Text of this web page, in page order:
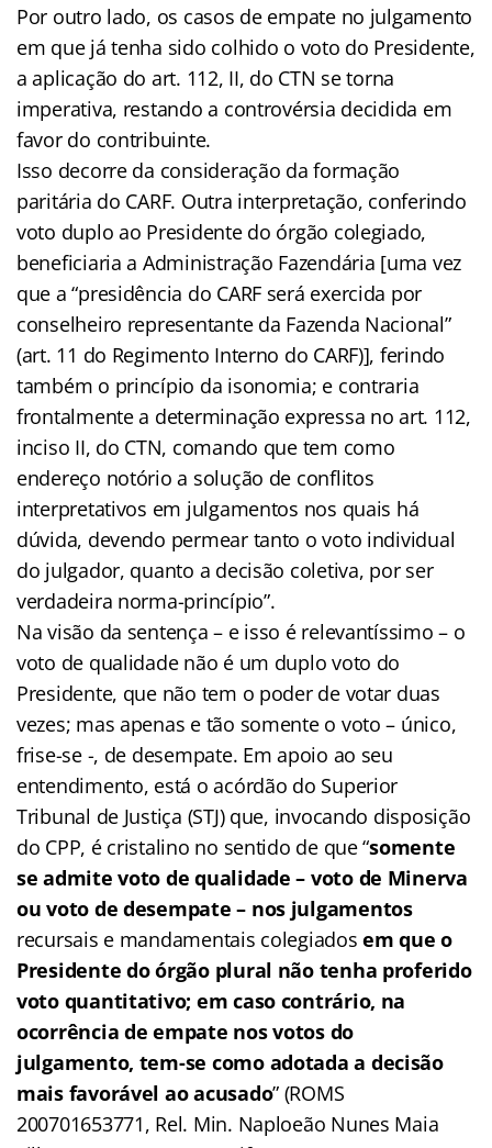
Por outro lado, os casos de empate no julgamento
em que já tenha sido colhido o voto do Presidente,
a aplicação do art. 112, II, do CTN se torna
imperativa, restando a controvérsia decidida em
favor do contribuinte.
Isso decorre da consideração da formação
paritária do CARF. Outra interpretação, conferindo
voto duplo ao Presidente do órgão colegiado,
beneficiaria a Administração Fazendária [uma vez
que a “presidência do CARF será exercida por
conselheiro representante da Fazenda Nacional”
(art. 11 do Regimento Interno do CARF)], ferindo
também o princípio da isonomia; e contraria
frontalmente a determinação expressa no art. 112,
inciso II, do CTN, comando que tem como
endereço notório a solução de conflitos
interpretativos em julgamentos nos quais há
dúvida, devendo permear tanto o voto individual
do julgador, quanto a decisão coletiva, por ser
verdadeira norma-princípio”.
Na visão da sentença – e isso é relevantíssimo – o
voto de qualidade não é um duplo voto do
Presidente, que não tem o poder de votar duas
vezes; mas apenas e tão somente o voto – único,
frise-se -, de desempate. Em apoio ao seu
entendimento, está o acórdão do Superior
Tribunal de Justiça (STJ) que, invocando disposição
do CPP, é cristalino no sentido de que “somente
se admite voto de qualidade – voto de Minerva
ou voto de desempate – nos julgamentos
recursais e mandamentais colegiadosem que o
Presidente do órgão plural não tenha proferido
voto quantitativo; em caso contrário, na
ocorrência de empate nos votos do
julgamento, tem-se como adotada a decisão
mais favorável ao acusado” (ROMS
200701653771, Rel. Min. Naploeão Nunes Maia